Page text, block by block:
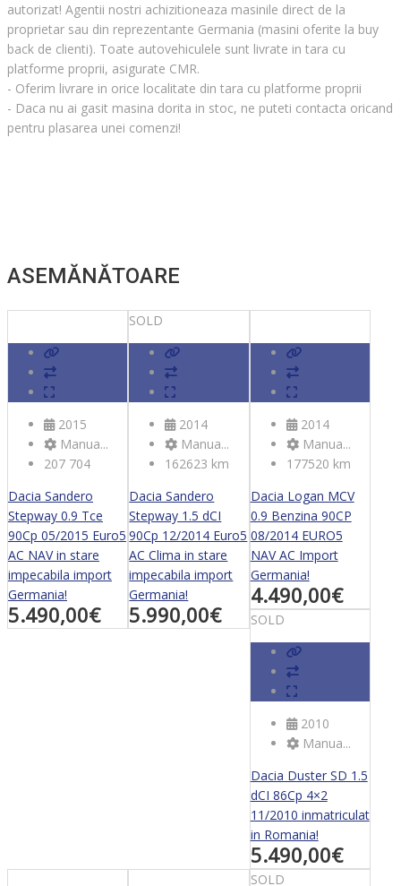
autorizat! Agentii nostri achizitioneaza masinile direct de la
proprietar sau din reprezentante Germania (masini oferite la buy
back de clienti). Toate autovehiculele sunt livrate in tara cu
platforme proprii, asigurate CMR.
- Oferim livrare in orice localitate din tara cu platforme proprii
- Daca nu ai gasit masina dorita in stoc, ne puteti contacta oricand
pentru plasarea unei comenzi!
ASEMĂNĂTOARE
2015
Manua...
207 704
Dacia Sandero
Stepway 0.9 Tce
90Cp 05/2015 Euro5
AC NAV in stare
impecabila import
Germania!
5.490,00€
SOLD
2014
Manua...
162623 km
Dacia Sandero
Stepway 1.5 dCI
90Cp 12/2014 Euro5
AC Clima in stare
impecabila import
Germania!
5.990,00€
2014
Manua...
177520 km
Dacia Logan MCV
0.9 Benzina 90CP
08/2014 EURO5
NAV AC Import
Germania!
4.490,00€
SOLD
2010
Manua...
Dacia Duster SD 1.5
dCI 86Cp 4×2
11/2010 inmatriculat
in Romania!
5.490,00€
SOLD